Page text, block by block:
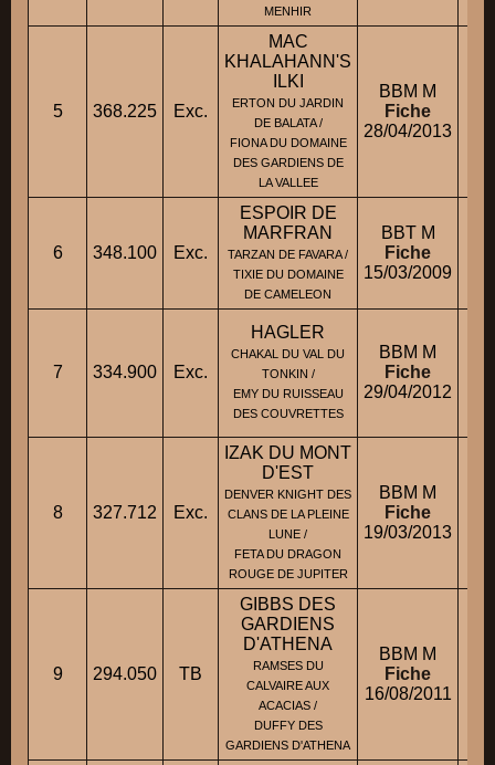
MENHIR
5 368.225 Exc.
MAC
KHALAHANN'S
ILKI
ERTON DU JARDIN
DE BALATA /
FIONA DU DOMAINE
DES GARDIENS DE
LA VALLEE
BBM M
Fiche
28/04/2013
6 348.100 Exc.
ESPOIR DE
MARFRAN
TARZAN DE FAVARA /
TIXIE DU DOMAINE
DE CAMELEON
BBT M
Fiche
15/03/2009
7 334.900 Exc.
HAGLER
CHAKAL DU VAL DU
TONKIN /
EMY DU RUISSEAU
DES COUVRETTES
BBM M
Fiche
29/04/2012
8 327.712 Exc.
IZAK DU MONT
D'EST
DENVER KNIGHT DES
CLANS DE LA PLEINE
LUNE /
FETA DU DRAGON
ROUGE DE JUPITER
BBM M
Fiche
19/03/2013
9 294.050 TB
GIBBS DES
GARDIENS
D'ATHENA
RAMSES DU
CALVAIRE AUX
ACACIAS /
DUFFY DES
GARDIENS D'ATHENA
BBM M
Fiche
16/08/2011